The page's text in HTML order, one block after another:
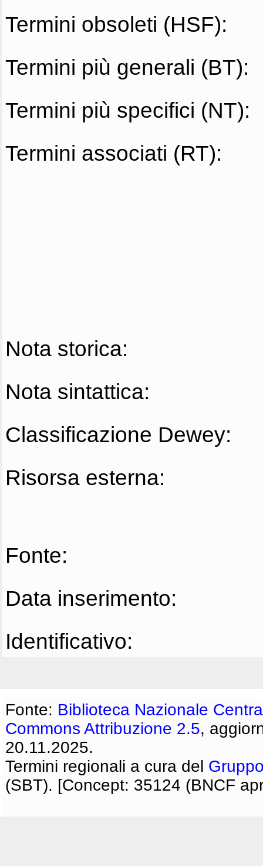
Termini obsoleti (HSF):
Termini più generali (BT):
Termini più specifici (NT):
Termini associati (RT):
Nota storica:
Nota sintattica:
Classificazione Dewey:
Risorsa esterna:
Fonte:
Data inserimento:
Identificativo:
Fonte: Biblioteca Nazionale
Commons Attribuzione 2.5,
20.11.2025.
Termini regionali a cura del
(SBT). [Concept: 35124 (BNCF